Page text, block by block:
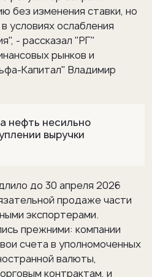
без изменения ставки, но
условиях ослабления
- рассказал "РГ"
рынков и
Капитал" Владимир
нефть несильно
выручки
до 30 апреля 2026
продаже части
экспортерами.
прежними: компании
счета в уполномоченных
валюты,
контрактам, и